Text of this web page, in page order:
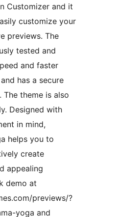
Customizer and it
customize your
previews. The
tested and
and faster
has a secure
The theme is also
Designed with
in mind,
helps you to
create
appealing
demo at
previews/?
yoga and